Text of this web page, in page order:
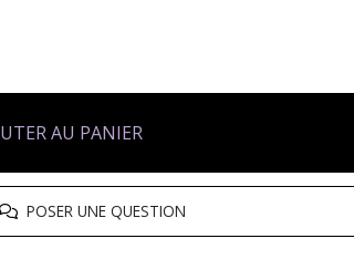
AU PANIER
POSER UNE QUESTION